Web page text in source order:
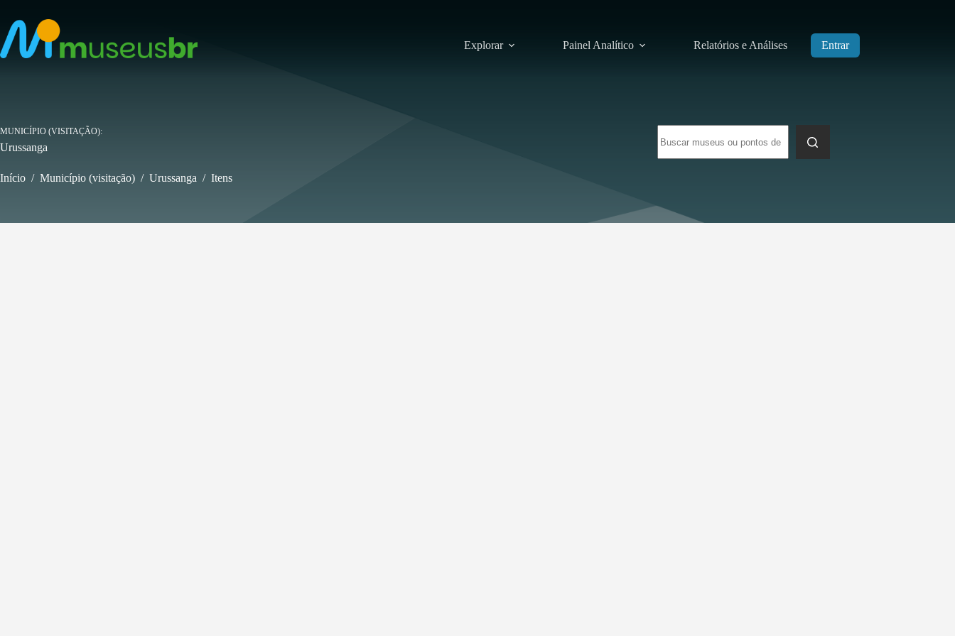
para
conteúdo
Explorar Painel Analítico Relatórios e Análises Entrar
resultados
MUNICÍPIO (VISITAÇÃO)
Urussanga
Início / Município (visitação) / Urussanga / Itens